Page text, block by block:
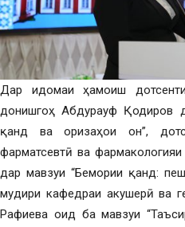
Дар идомаи ҳамоиш
донишгоҳ Абдурауф Қодиров
қанд ва оризаҳои он”,
фарматсевтӣ ва
дар мавзуи “Бемории қанд:
мудири кафедраи акушерӣ ва
Рафиева оид ба мавзуи